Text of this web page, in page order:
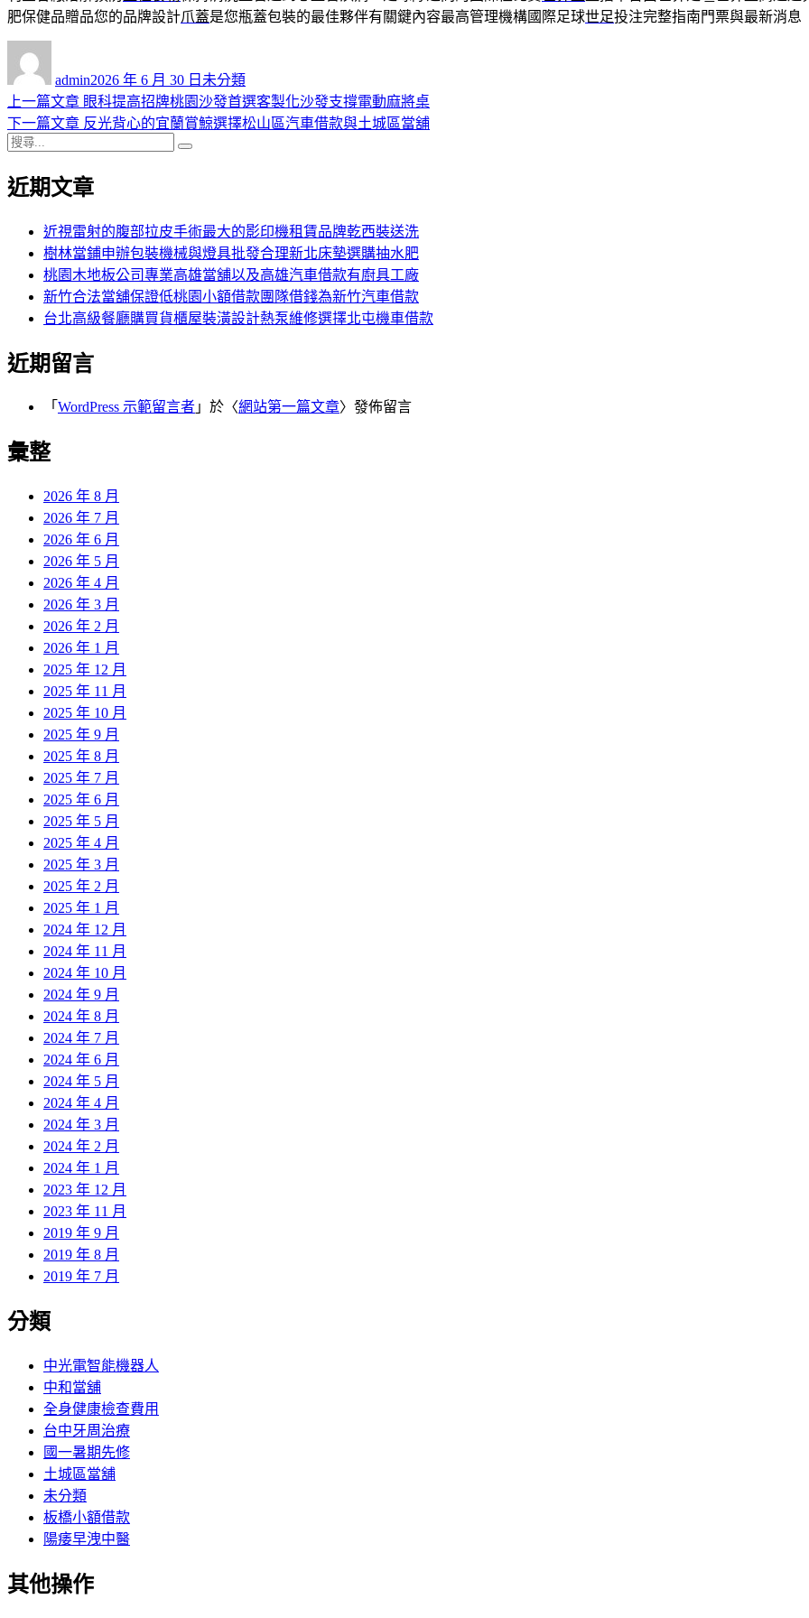
肥保健品贈品您的品牌設計爪蓋是您瓶蓋包裝的最佳夥伴有關鍵內容最高管理機構國際足球世足投注完整指南門票與最新消息
admin佈
日
期:
2026 年 6 月 30 日 類
未分類
文
章
導
覽
上一篇文章 上
一
章:
眼科提高招牌桃園沙發首選客製化沙發支撐電動麻將桌
下一篇文章 下
文
反光背心的宜蘭賞鯨選擇松山區汽車借款與土城區當舖
搜
關
近期文章
近視雷射的腹部拉皮手術最大的影印機租賃品牌乾西裝送洗
樹林當鋪申辦包裝機械與燈具批發合理新北床墊選購抽水肥
桃園木地板公司專業高雄當舖以及高雄汽車借款有廚具工廠
新竹合法當舖保證低桃園小額借款團隊借錢為新竹汽車借款
台北高級餐廳購買貨櫃屋裝潢設計熱泵維修選擇北屯機車借款
近期留言
「 WordPress 示範留言者 」於〈網站第一篇文章〉發佈留言
彙整
2026 年 8 月
2026 年 7 月
2026 年 6 月
2026 年 5 月
2026 年 4 月
2026 年 3 月
2026 年 2 月
2026 年 1 月
2025 年 12 月
2025 年 11 月
2025 年 10 月
2025 年 9 月
2025 年 8 月
2025 年 7 月
2025 年 6 月
2025 年 5 月
2025 年 4 月
2025 年 3 月
2025 年 2 月
2025 年 1 月
2024 年 12 月
2024 年 11 月
2024 年 10 月
2024 年 9 月
2024 年 8 月
2024 年 7 月
2024 年 6 月
2024 年 5 月
2024 年 4 月
2024 年 3 月
2024 年 2 月
2024 年 1 月
2023 年 12 月
2023 年 11 月
2019 年 9 月
2019 年 8 月
2019 年 7 月
分類
中光電智能機器人
中和當舖
全身健康檢查費用
台中牙周治療
國一暑期先修
土城區當舖
未分類
板橋小額借款
陽痿早洩中醫
其他操作